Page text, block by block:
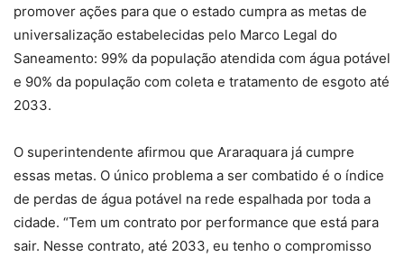
promover ações para que o estado cumpra as metas de
universalização estabelecidas pelo Marco Legal do
Saneamento: 99% da população atendida com água potável
e 90% da população com coleta e tratamento de esgoto até
2033.
O superintendente afirmou que Araraquara já cumpre
essas metas. O único problema a ser combatido é o índice
de perdas de água potável na rede espalhada por toda a
cidade. “Tem um contrato por performance que está para
sair. Nesse contrato, até 2033, eu tenho o compromisso